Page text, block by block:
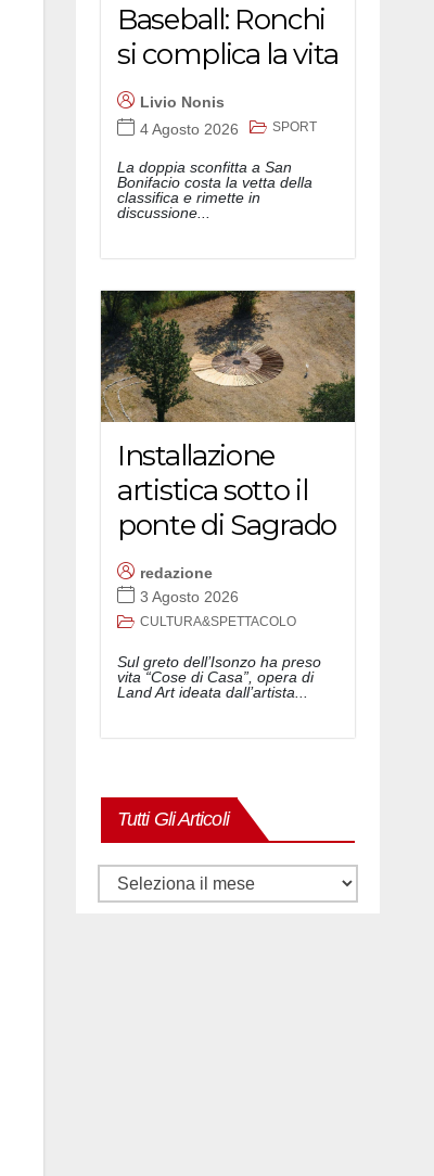
Baseball: Ronchi
si complica la vita
Livio Nonis
4 Agosto 2026
SPORT
La doppia sconfitta a San
Bonifacio costa la vetta della
classifica e rimette in
discussione...
Installazione
artistica sotto il
ponte di Sagrado
redazione
3 Agosto 2026
CULTURA&SPETTACOLO
Sul greto dell’Isonzo ha preso
vita “Cose di Casa”, opera di
Land Art ideata dall’artista...
Tutti Gli Articoli
Tutti